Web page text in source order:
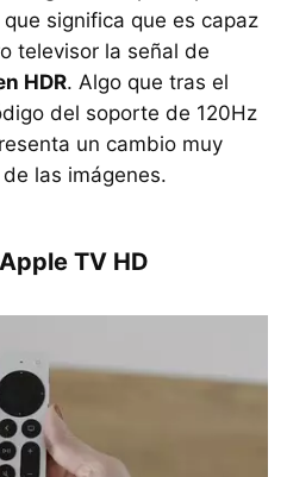
significa que es capaz
televisor la señal de
HDR. Algo que tras el
del soporte de 120Hz
un cambio muy
las imágenes.
TV HD